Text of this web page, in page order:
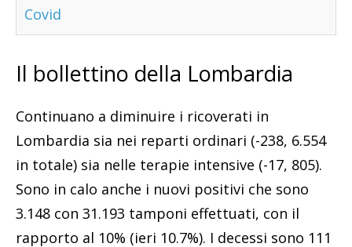
Covid
Il bollettino della Lombardia
Continuano a diminuire i ricoverati in
Lombardia sia nei reparti ordinari (-238, 6.554
in totale) sia nelle terapie intensive (-17, 805).
Sono in calo anche i nuovi positivi che sono
3.148 con 31.193 tamponi effettuati, con il
rapporto al 10% (ieri 10.7%). I decessi sono 111